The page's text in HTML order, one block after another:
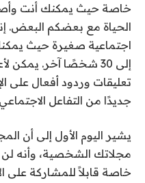
خاصة حيث يمكنك أنت
الحياة مع بعضكم البعض.
اجتماعية صغيرة حيث
إلى 30 شخصًا آخر.
تعليقات وردود أفعال على
جديدًا من التفاعل
يشير اليوم الأول إلى أن
مجلاتك الشخصية، وأنه
خاصة قابلاً للمشاركة على